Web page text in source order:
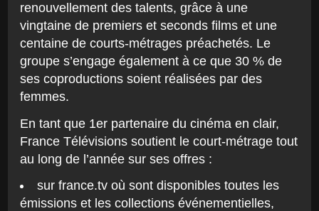
renouvellement des talents, grâce à une
vingtaine de premiers et seconds films et une
centaine de courts-métrages préachetés. Le
groupe s’engage également à ce que 30 % de
ses coproductions soient réalisées par des
femmes.
En tant que 1er partenaire du cinéma en clair,
France Télévisions soutient le court-métrage tout
au long de l’année sur ses offres :
sur france.tv où sont disponibles toutes les
émissions et les collections événementielles,